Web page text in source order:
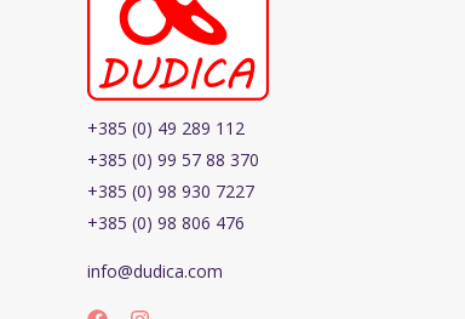
+385 (0) 49 289 112
+385 (0) 99 57 88 370
+385 (0) 98 930 7227
+385 (0) 98 806 476
info@dudica.com